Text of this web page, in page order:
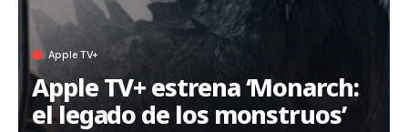
Apple TV+
Apple TV+ estrena ‘Monarch:
el legado de los monstruos’